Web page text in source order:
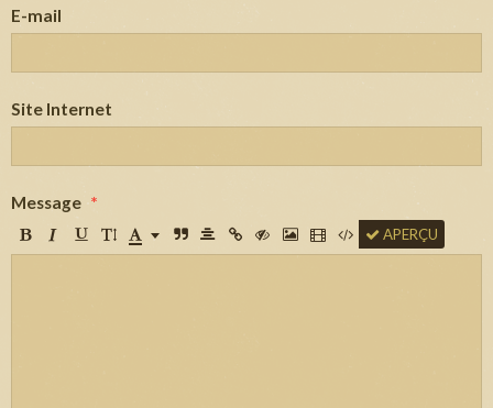
E-mail
Site Internet
Message
APERÇU